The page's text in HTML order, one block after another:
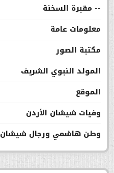
-- مقبرة السخنة
معلومات عامة
مكتبة الصور
المولد النبوي الشريف
الموقع
وفيات شيشان الأردن
وطن هاشمي ورجال شيشان